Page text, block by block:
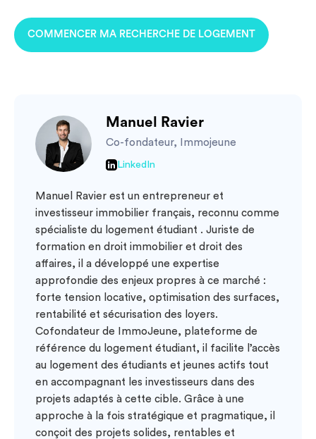
COMMENCER MA RECHERCHE DE LOGEMENT
Manuel Ravier
Co-fondateur, Immojeune
LinkedIn
Manuel Ravier est un entrepreneur et
investisseur immobilier français, reconnu comme
spécialiste du logement étudiant . Juriste de
formation en droit immobilier et droit des
affaires, il a développé une expertise
approfondie des enjeux propres à ce marché :
forte tension locative, optimisation des surfaces,
rentabilité et sécurisation des loyers.
Cofondateur de ImmoJeune, plateforme de
référence du logement étudiant, il facilite l’accès
au logement des étudiants et jeunes actifs tout
en accompagnant les investisseurs dans des
projets adaptés à cette cible. Grâce à une
approche à la fois stratégique et pragmatique, il
conçoit des projets solides, rentables et